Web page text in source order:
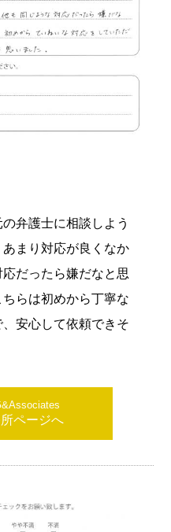
弁護士に相談しよう
まり対応が良くなか
だったら嫌だなと思
らは初めから丁寧な
安心して依頼できそ
ページへ